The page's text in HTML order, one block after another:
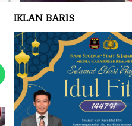
IKLAN BARIS